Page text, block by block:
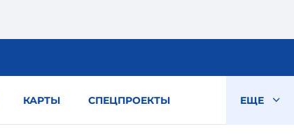
КАРТЫ СПЕЦПРОЕКТЫ ЕЩЕ